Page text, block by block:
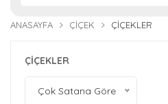
ANASAYFA ÇIÇEK ÇİÇEKLER
ÇİÇEKLER
Çok Satana Göre